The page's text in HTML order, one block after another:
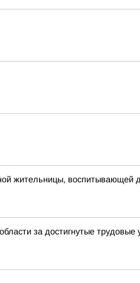
жительницы, воспитывающей
за достигнутые